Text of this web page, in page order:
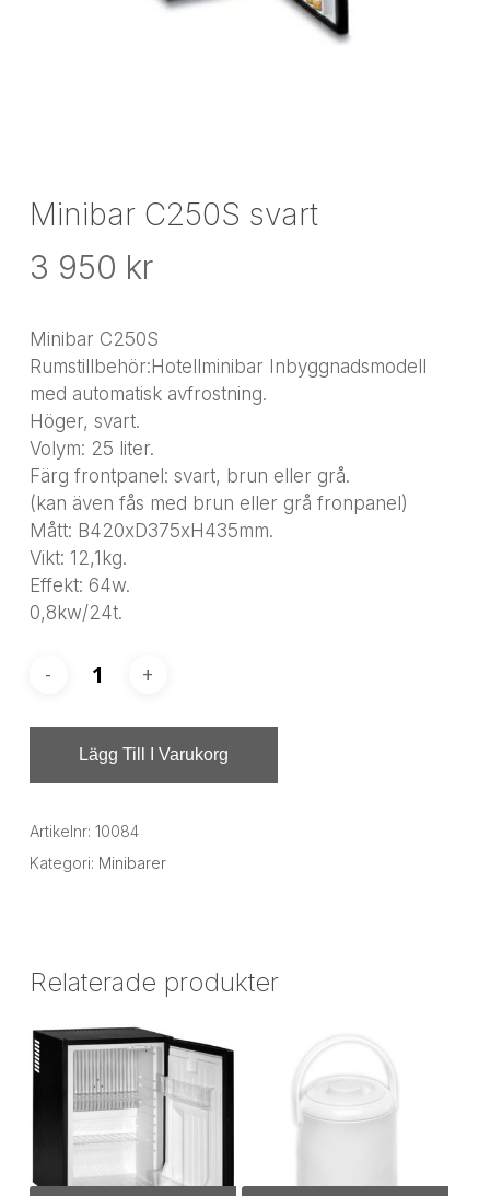
Minibar C250S svart
3 950 kr
Minibar C250S
Rumstillbehör:Hotellminibar Inbyggnadsmodell
med automatisk avfrostning.
Höger, svart.
Volym: 25 liter.
Färg frontpanel: svart, brun eller grå.
(kan även fås med brun eller grå fronpanel)
Mått: B420xD375xH435mm.
Vikt: 12,1kg.
Effekt: 64w.
0,8kw/24t.
Lägg Till I Varukorg
Artikelnr: 10084
Kategori: Minibarer
Relaterade produkter